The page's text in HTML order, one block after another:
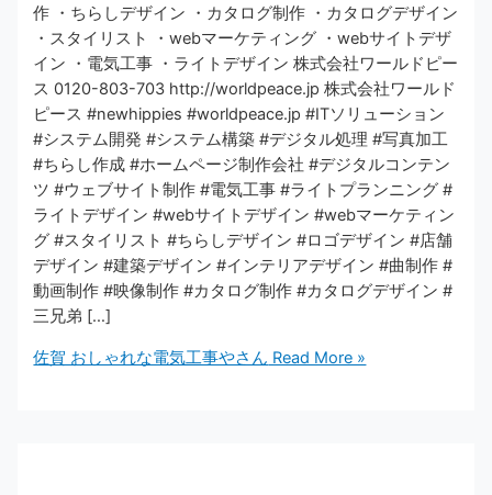
作 ・ちらしデザイン ・カタログ制作 ・カタログデザイン
・スタイリスト ・webマーケティング ・webサイトデザ
イン ・電気工事 ・ライトデザイン 株式会社ワールドピー
ス 0120-803-703 http://worldpeace.jp 株式会社ワールド
ピース #newhippies #worldpeace.jp #ITソリューション
#システム開発 #システム構築 #デジタル処理 #写真加工
#ちらし作成 #ホームページ制作会社 #デジタルコンテン
ツ #ウェブサイト制作 #電気工事 #ライトプランニング #
ライトデザイン #webサイトデザイン #webマーケティン
グ #スタイリスト #ちらしデザイン #ロゴデザイン #店舗
デザイン #建築デザイン #インテリアデザイン #曲制作 #
動画制作 #映像制作 #カタログ制作 #カタログデザイン #
三兄弟 […]
佐賀 おしゃれな電気工事やさん Read More »